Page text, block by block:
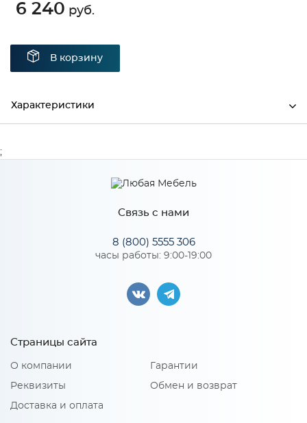
6 240 руб.
В корзину
Характеристики
Связь с нами
8 (800) 5555 306
часы работы: 9:00-19:00
Страницы сайта
О компании
Реквизиты
Доставка и оплата
Гарантии
Обмен и возврат
;